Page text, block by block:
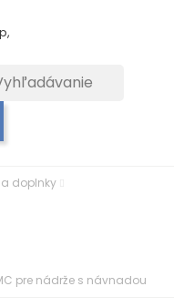
doplnky
pre nádrže s návnadou